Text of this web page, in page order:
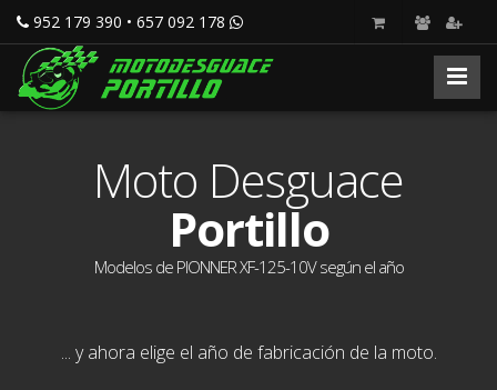
952 179 390 • 657 092 178
Moto Desguace
Portillo
Modelos de PIONNER XF-125-10V según el año
... y ahora elige el año de fabricación de la moto.